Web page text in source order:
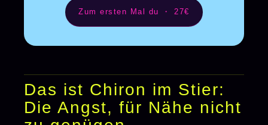
Zum ersten Mal du ・ 27€
Das ist Chiron im Stier:
Die Angst, für Nähe nicht